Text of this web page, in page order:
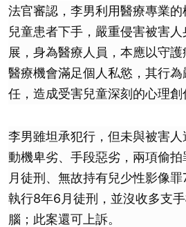
法官審認，李男利用醫療專業
兒童患者下手，嚴重侵害被害
展，身為醫療人員，本應以守
醫療機會滿足個人私慾，其行
任，造成受害兒童深刻的心理創
李男雖坦承犯行，但未與被害
動機卑劣、手段惡劣，兩項偷
月徒刑、無故持有兒少性影像
執行8年6月徒刑，並沒收多支
腦；此案還可上訴。